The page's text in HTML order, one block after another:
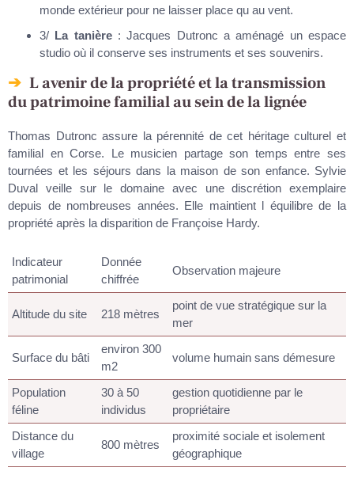
monde extérieur pour ne laisser place qu au vent.
3/ La tanière: Jacques Dutronc a aménagé un espace
studio où il conserve ses instruments et ses souvenirs.
L avenir de la propriété et la transmission
du patrimoine familial au sein de la lignée
Thomas Dutronc assure la pérennité de cet héritage culturel et
familial en Corse. Le musicien partage son temps entre ses
tournées et les séjours dans la maison de son enfance. Sylvie
Duval veille sur le domaine avec une discrétion exemplaire
depuis de nombreuses années. Elle maintient l équilibre de la
propriété après la disparition de Françoise Hardy.
Indicateur
patrimonial
Donnée
chiffrée
Observation majeure
Altitude du site 218 mètres
point de vue stratégique sur la
mer
Surface du bâti
environ 300
m2
volume humain sans démesure
Population
féline
30 à 50
individus
gestion quotidienne par le
propriétaire
Distance du
village
800 mètres
proximité sociale et isolement
géographique